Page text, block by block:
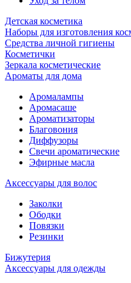
Детская косметика
Наборы для изготовления
Средства личной гигиены
Косметички
Зеркала косметические
Ароматы для дома
Аромалампы
Аромасаше
Ароматизаторы
Благовония
Диффузоры
Свечи ароматические
Эфирные масла
Аксессуары для волос
Заколки
Ободки
Повязки
Резинки
Бижутерия
Аксессуары для одежды